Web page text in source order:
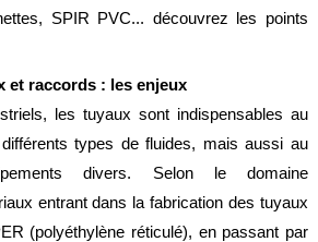
SPIR PVC... découvrez les points
et raccords : les enjeux
les tuyaux sont indispensables au
types de fluides, mais aussi au
divers. Selon le domaine
entrant dans la fabrication des tuyaux
(polyéthylène réticulé), en passant par